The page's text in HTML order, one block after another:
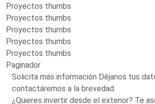
Proyectos thumbs
Proyectos thumbs
Proyectos thumbs
Proyectos thumbs
Proyectos thumbs
Paginador
Solicita más información Déjanos tus
contactáremos a la brevedad.
¿Quieres invertir desde el exterior? Te